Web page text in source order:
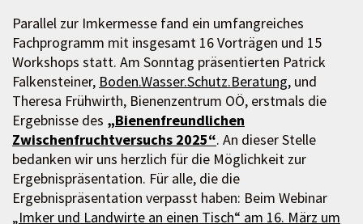
Parallel zur Imkermesse fand ein umfangreiches
Fachprogramm mit insgesamt 16 Vorträgen und 15
Workshops statt. Am Sonntag präsentierten Patrick
Falkensteiner, Boden.Wasser.Schutz.Beratung, und
Theresa Frühwirth, Bienenzentrum OÖ, erstmals die
Ergebnisse des „Bienenfreundlichen
Zwischenfruchtversuchs 2025“. An dieser Stelle
bedanken wir uns herzlich für die Möglichkeit zur
Ergebnispräsentation. Für alle, die die
Ergebnispräsentation verpasst haben: Beim Webinar
„Imker und Landwirte an einen Tisch“ am 16. März um